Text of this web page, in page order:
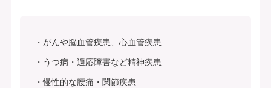
がんや脳血管疾患、心血管疾患
うつ病・適応障害など精神疾患
慢性的な腰痛・関節疾患